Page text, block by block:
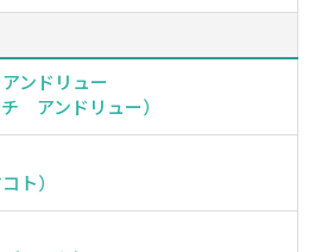
ンドリュー
チ アンドリュー）
ト）